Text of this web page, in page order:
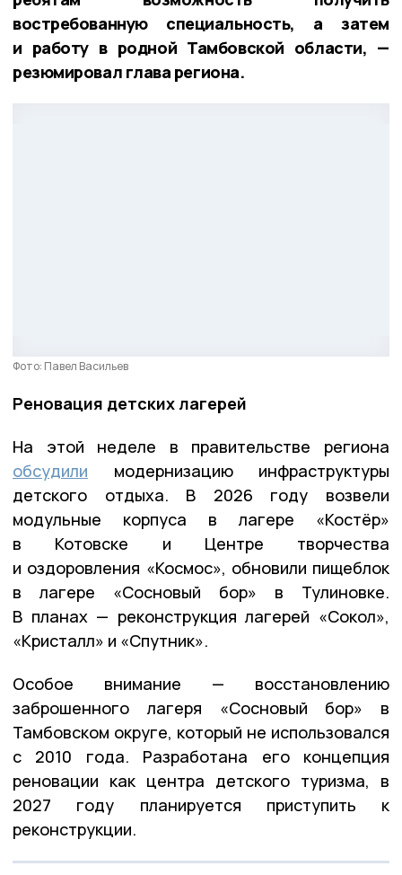
востребованную специальность, а затем
и работу в родной Тамбовской области, —
резюмировал глава региона.
Фото: Павел Васильев
Реновация детских лагерей
На этой неделе в правительстве региона
обсудили модернизацию инфраструктуры
детского отдыха. В 2026 году возвели
модульные корпуса в лагере «Костёр»
в Котовске и Центре творчества
и оздоровления «Космос», обновили пищеблок
в лагере «Сосновый бор» в Тулиновке.
В планах — реконструкция лагерей «Сокол»,
«Кристалл» и «Спутник».
Особое внимание — восстановлению
заброшенного лагеря «Сосновый бор» в
Тамбовском округе, который не использовался
с 2010 года. Разработана его концепция
реновации как центра детского туризма, в
2027 году планируется приступить к
реконструкции.